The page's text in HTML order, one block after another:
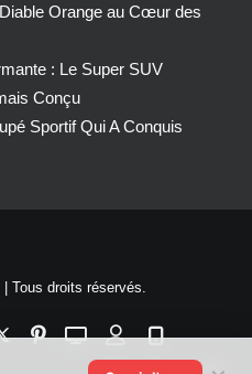
Orange au Cœur des
: Le Super SUV
Conçu
Sportif Qui A Conquis
Tous droits réservés.